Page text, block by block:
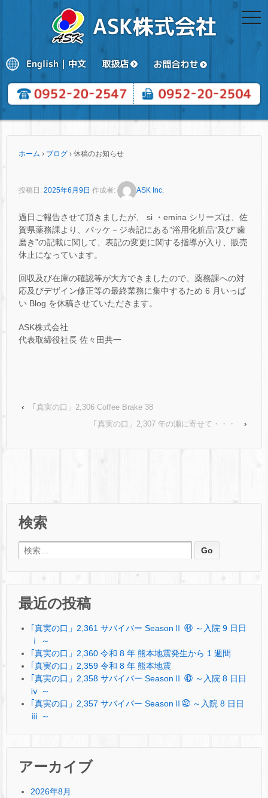
ホーム › ブログ › 休稿のお知らせ
投稿日: 2025年6月9日 作成者: ASK Inc.
過日ご報告させて頂きましたが、 si ・emina シリーズは、佐
賀県薬務課より、パッケ－ジ表記にある”浴用化粧品”及び”歯
磨き”の記載に関して、表記の変更に関する指導が入り、販売
休止になっています。
回収及び在庫の確認等が大方できましたので、薬務課への対
応及びデザイン修正等の最終業務に集中するため 6 月いっぱ
い Blog を休稿させていただきます。
ASK株式会社
代表取締役社長 佐々田共一
‹
｢真実の口」2,306 Coffee Brake 38
｢真実の口」2,307 年の瀬に寄せて・・・
›
検索
検索:
最近の投稿
｢真実の口」2,361 サバイバー SeasonⅡ ㊹ ～入院 9 日日
ⅰ ～
｢真実の口」2,360 令和 8 年 熊本地震発生から 1 週間
｢真実の口」2,359 令和 8 年 熊本地震
｢真実の口」2,358 サバイバー SeasonⅡ ㊸ ～入院 8 日日
ⅳ ～
｢真実の口」2,357 サバイバー SeasonⅡ㊷ ～入院 8 日日
ⅲ ～
アーカイブ
2026年8月